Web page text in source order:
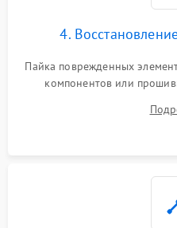
4.
Пайка поврежденных
компонентов или
матрицы, замена
SSD или установка